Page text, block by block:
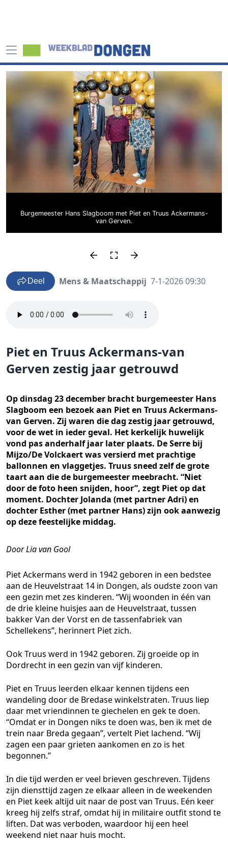
Burgemeester Hans Slagboom met Piet en Truus Ackermans-
van Gerven.
Deel Mens & Maatschappij 7-1-2026 09:30
Piet en Truus Ackermans-van
Gerven zestig jaar getrouwd
Op dinsdag 23 december bracht burgemeester Hans
Slagboom een bezoek aan Piet en Truus Ackermans-
van Gerven. Zij waren die dag zestig jaar getrouwd,
voor de wet in ieder geval. Het kerkelijk huwelijk
vond pas anderhalf jaar later plaats. De Serre bij
Mijzo/De Volckaert was versierd met prachtige
ballonnen en vlaggetjes. Truus sneed zelf de grote
taart aan die de burgemeester meebracht. “Niet
door de foto heen snijden, hoor”, zegt Piet op dat
moment. Dochter Jolanda (met partner Adri) en
dochter Esther (met partner Hans) zijn ook aanwezig
op deze feestelijke middag.
Door Lia van Gool
Piet Ackermans werd in 1942 geboren in een bedstee
aan de Heuvelstraat 14 in Dongen, als oudste zoon van
een gezin met zes kinderen. “Wij woonden in één van
de drie kleine huisjes aan de Heuvelstraat, tussen
bakker Van der Vorst en de tassenfabriek van
Schellekens”, herinnert Piet zich.
Ook Truus werd in 1942 geboren. Zij groeide op in
Dordrecht in een gezin van vijf kinderen.
Piet en Truus leerden elkaar kennen tijdens een
wandeling door de Bredase winkelstraten. Truus liep
daar met vriendinnen te giechelen en gek te doen.
“Omdat er in Dongen niks te doen was, ben ik met de
trein naar Breda gegaan”, vertelt Piet lachend. “Wij
zagen een paar grieten aankomen en zo is het
begonnen.”
In die tijd werden er veel brieven geschreven. Tijdens
zijn diensttijd zagen ze elkaar alleen in de weekenden
en Piet keek altijd uit naar de post van Truus. Eén keer
kreeg hij zelfs straf, omdat hij in militaire outfit stond te
liften. Dat was verboden, waardoor hij een heel
weekend niet naar huis mocht.